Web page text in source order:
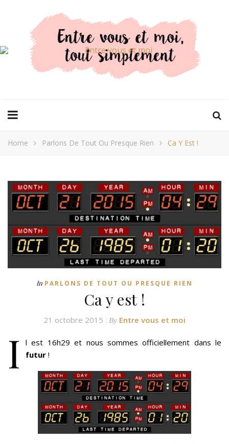
Home Parlons De Tout Ou Presque Rien Ca Y Est !
In PARLONS DE TOUT OU PRESQUE RIEN
Ca y est !
21 octobre 2015 By Entre vous et moi
I
l est 16h29 et nous sommes officiellement dans le
futur !